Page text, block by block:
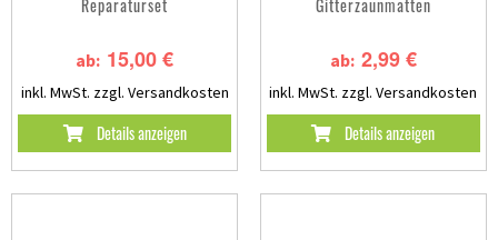
Reparaturset
ab: 15,00 €
inkl. MwSt. zzgl. Versandkosten
Details anzeigen
Gitterzaunmatten
ab: 2,99 €
inkl. MwSt. zzgl. Versandkosten
Details anzeigen